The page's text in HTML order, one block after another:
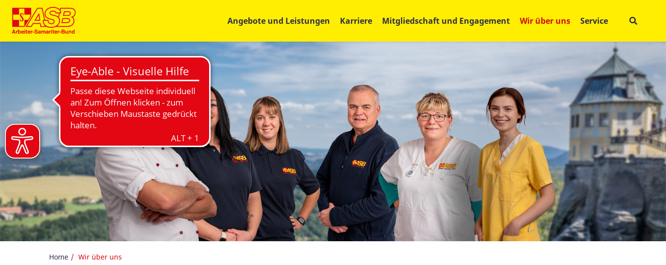
Angebote und Leistungen Karriere Mitgliedschaft und Engagement Wir über uns Service
Home Wir über uns